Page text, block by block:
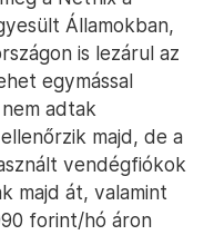
Államokban,
is lezárul az
egymással
adtak
majd, de a
vendégfiókok
majd át, valamint
forint/hó áron